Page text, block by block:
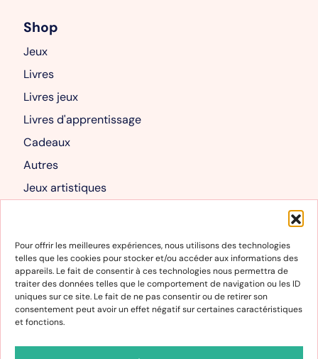
Pour offrir les meilleures expériences, nous utilisons des technologies
telles que les cookies pour stocker et/ou accéder aux informations des
appareils. Le fait de consentir à ces technologies nous permettra de
traiter des données telles que le comportement de navigation ou les ID
uniques sur ce site. Le fait de ne pas consentir ou de retirer son
consentement peut avoir un effet négatif sur certaines caractéristiques
et fonctions.
Shop
Jeux
Livres
Livres jeux
Livres d'apprentissage
Cadeaux
Autres
Jeux artistiques
Mon compte
Mon compte
Panier
Informations